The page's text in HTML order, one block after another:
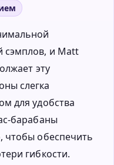
сэмплов, и Matt
эту
слегка
для удобства
барабаны
чтобы обеспечить
гибкости.